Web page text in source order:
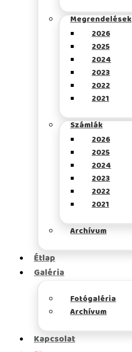
Megrendelések
2026
2025
2024
2023
2022
2021
Számlák
2026
2025
2024
2023
2022
2021
Archívum
Étlap
Galéria
Fotógaléria
Archívum
Kapcsolat